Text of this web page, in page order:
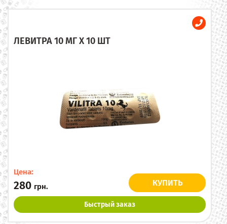
ЛЕВИТРА 10 МГ X 10 ШТ
Цена:
280 грн. КУПИТЬ
Быстрый заказ